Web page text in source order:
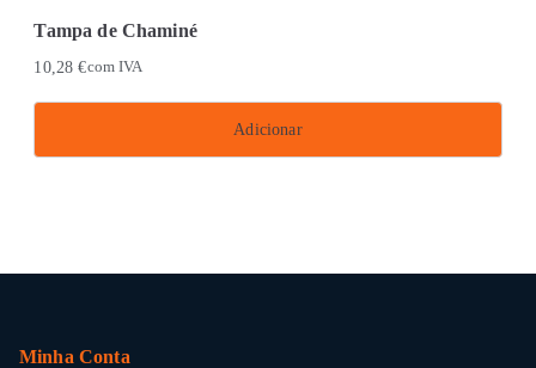
Tampa de Chaminé
10,28€com IVA
Adicionar
Minha Conta